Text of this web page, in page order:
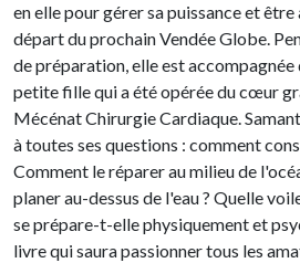
en elle pour gérer sa puissance et
départ du prochain Vendée Globe.
de préparation, elle est accompagnée
petite fille qui a été opérée du cœur
Mécénat Chirurgie Cardiaque.
à toutes ses questions : comment
Comment le réparer au milieu de
planer au-dessus de l'eau ? Quelle
se prépare-t-elle physiquement et
livre qui saura passionner tous les